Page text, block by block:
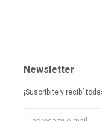
Newsletter
¡Suscribite y recibí